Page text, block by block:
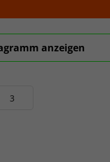
anzeigen
3